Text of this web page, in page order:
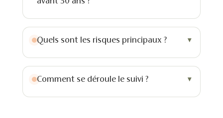
Quels sont les risques principaux ?
Comment se déroule le suivi ?